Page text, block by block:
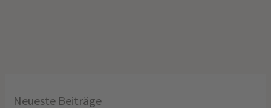
Neueste Beiträge